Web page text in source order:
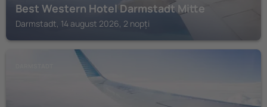
Best Western Hotel Darmstadt Mitte
Darmstadt, 14 august 2026, 2 nopți